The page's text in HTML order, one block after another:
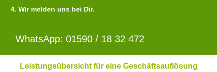
4. Wir melden uns bei Dir.
WhatsApp: 01590 / 18 32 472
Leistungsübersicht für eine Geschäftsauflösung